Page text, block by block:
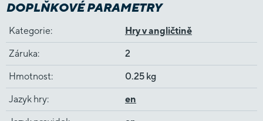
DOPLŇKOVÉ PARAMETRY
Kategorie: Hry v angličtině
Záruka: 2
Hmotnost: 0.25 kg
Jazyk hry: en